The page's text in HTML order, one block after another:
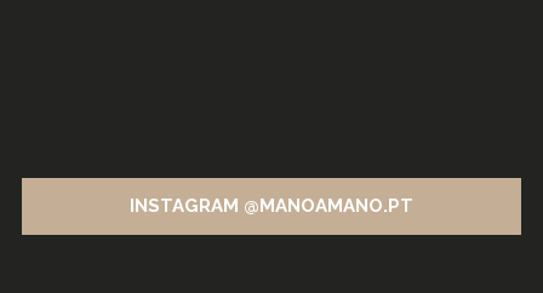
INSTAGRAM @MANOAMANO.PT